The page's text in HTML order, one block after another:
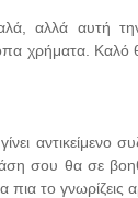
αλλά αυτή
χρήματα. Καλό
αντικείμενο
σου θα σε
το γνωρίζεις